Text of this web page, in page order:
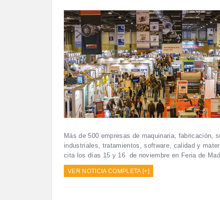
Más de 500 empresas de maquinaria, fabricación,
industriales, tratamientos, software, calidad y
cita los días 15 y 16 de noviembre en Feria de
VER NOTICIA COMPLETA [+]